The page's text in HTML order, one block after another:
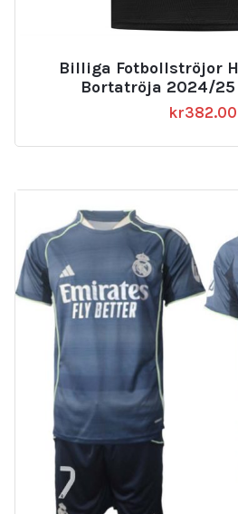
Billiga Fotbollströjor
Bortatröja 2024/
kr382.00